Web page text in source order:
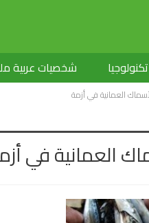
تكنولوجيا شخصيات عربية
العمانية في أزمة
العمانية في